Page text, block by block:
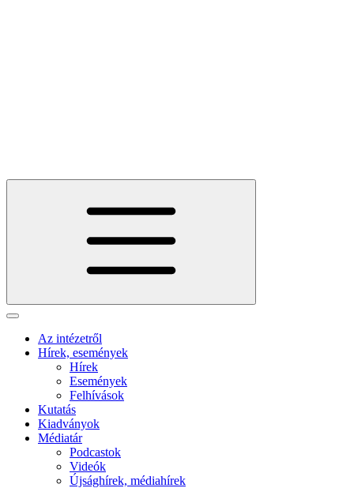
Az intézetről
Hírek, események
Hírek
Események
Felhívások
Kutatás
Kiadványok
Médiatár
Podcastok
Videók
Újsághírek, médiahírek